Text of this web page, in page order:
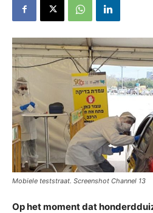
Mobiele teststraat. Screenshot Channel 13
Op het moment dat